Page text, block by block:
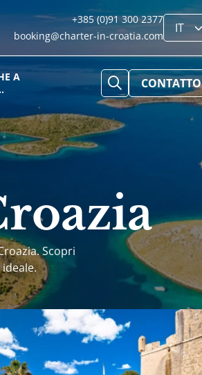
+385 (0)91 300 2377
booking@charter-in-croatia.com
A
CONTATTO
Scopri